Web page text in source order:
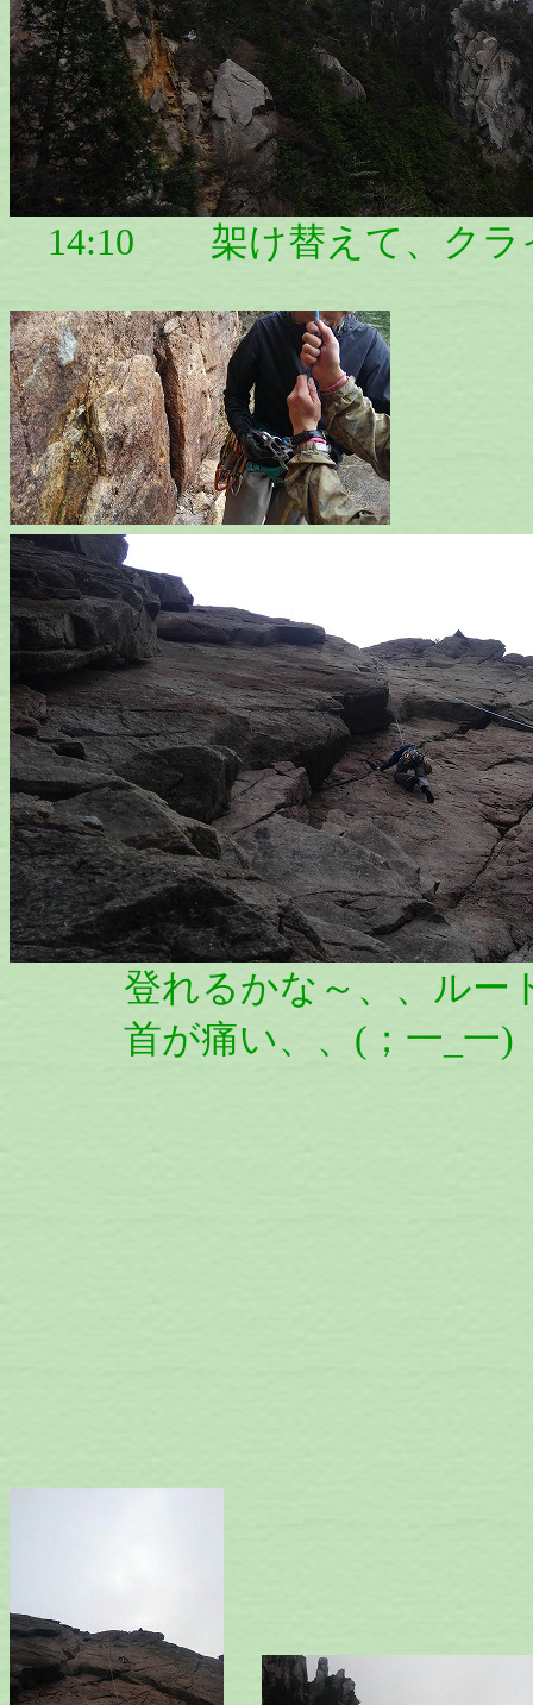
14:10 架け替えて、クラ
登れるかな～、、ルート
首が痛い、、(；一_一)